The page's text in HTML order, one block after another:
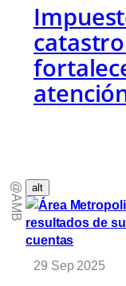
@AMB alt
29 Sep 2025